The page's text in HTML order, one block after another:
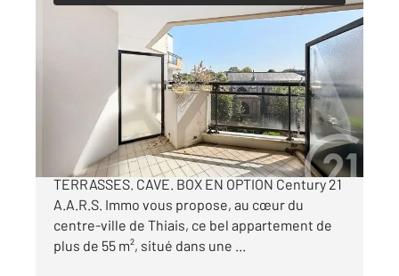
, 2 pièces
Ref : 27601
Appartement F2 à vendre
237 000 €
THIAIS. CENTRE-VILLE. F2 DE PLUS DE 55 m². 2
TERRASSES. CAVE. BOX EN OPTION Century 21
A.A.R.S. Immo vous propose, au cœur du
centre-ville de Thiais, ce bel appartement de
plus de 55 m², situé dans une ...